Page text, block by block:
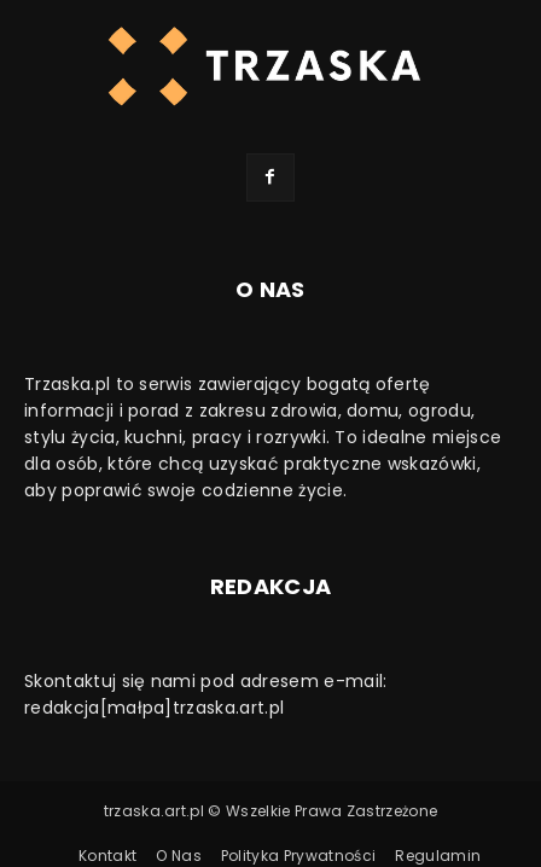
O NAS
Trzaska.pl to serwis zawierający bogatą ofertę
informacji i porad z zakresu zdrowia, domu, ogrodu,
stylu życia, kuchni, pracy i rozrywki. To idealne miejsce
dla osób, które chcą uzyskać praktyczne wskazówki,
aby poprawić swoje codzienne życie.
REDAKCJA
Skontaktuj się nami pod adresem e-mail:
redakcja[małpa]trzaska.art.pl
trzaska.art.pl © Wszelkie Prawa Zastrzeżone
Kontakt O Nas Polityka Prywatności Regulamin